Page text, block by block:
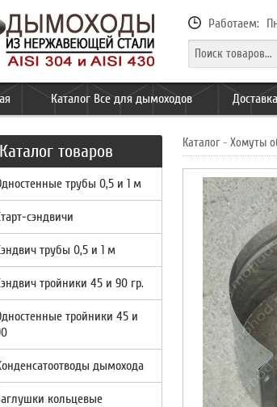
Работаем:
Каталог Все для дымоходов
Каталог товаров
трубы 0,5 и 1 м
сэндвичи
трубы 0,5 и 1 м
тройники 45 и 90 гр.
тройники 45 и
дымохода
кольцевые
Каталог - Хомуты